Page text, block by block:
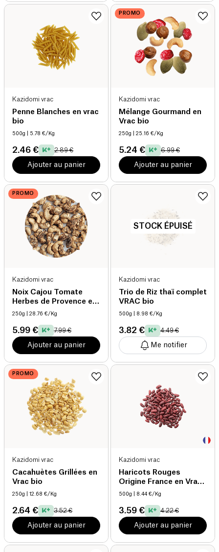
Kazidomi vrac
Penne Blanches en vrac
bio
500g | 5.78 €/Kg
2.46 € 2.89 €
Ajouter au panier
PROMO
Kazidomi vrac
Mélange Gourmand en
Vrac bio
250g | 25.16 €/Kg
5.24 € 6.99 €
Ajouter au panier
PROMO
Kazidomi vrac
Noix Cajou Tomate
Herbes de Provence en
Vrac bio
250g | 28.76 €/Kg
5.99 € 7.99 €
Ajouter au panier
STOCK ÉPUISÉ
Kazidomi vrac
Trio de Riz thaï complet
VRAC bio
500g | 8.98 €/Kg
3.82 € 4.49 €
Me notifier
PROMO
Kazidomi vrac
Cacahuètes Grillées en
Vrac bio
250g | 12.68 €/Kg
2.64 € 3.52 €
Ajouter au panier
Kazidomi vrac
Haricots Rouges
Origine France en Vrac
bio
500g | 8.44 €/Kg
3.59 € 4.22 €
Ajouter au panier